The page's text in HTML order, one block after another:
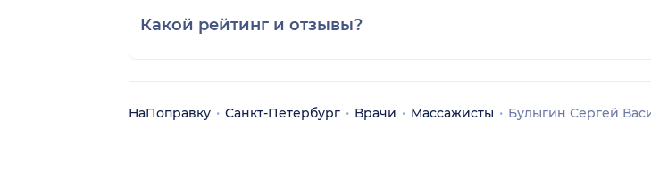
Какой рейтинг и отзывы?
НаПоправку Санкт-Петербург Врачи Массажисты Булыгин Сергей